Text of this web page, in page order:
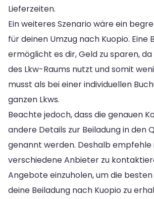
Lieferzeiten.
Ein weiteres Szenario wäre ein
für deinen Umzug nach Kuopio. Eine
ermöglicht es dir, Geld zu sparen,
des Lkw-Raums nutzt und somit
musst als bei einer individuellen
ganzen Lkws.
Beachte jedoch, dass die genauen
andere Details zur Beiladung in den
genannt werden. Deshalb empfehle
verschiedene Anbieter zu
Angebote einzuholen, um die
deine Beiladung nach Kuopio zu